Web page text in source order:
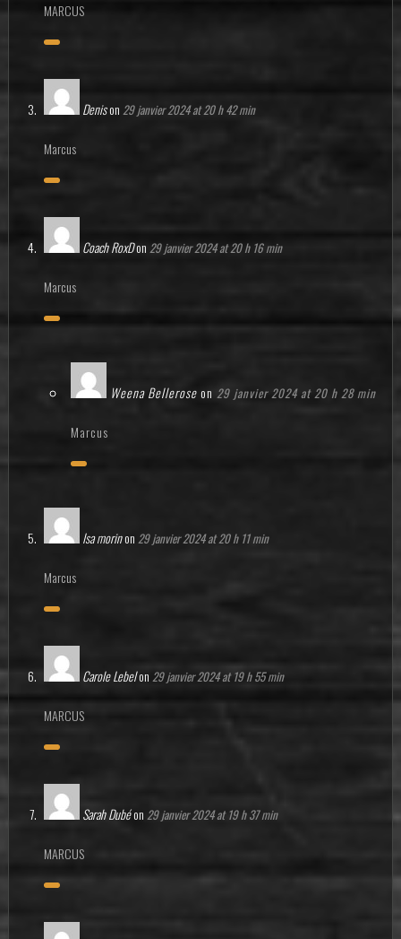
MARCUS
Denison 29 janvier 2024 at 20 h 42 min
Marcus
Coach RoxDon 29 janvier 2024 at 20 h 16 min
Marcus
Weena Bellerose on 29 janvier 2024 at 20 h 28 min
Marcus
Isa morinon 29 janvier 2024 at 20 h 11 min
Marcus
Carole Lebelon 29 janvier 2024 at 19 h 55 min
MARCUS
Sarah Dubéon 29 janvier 2024 at 19 h 37 min
MARCUS